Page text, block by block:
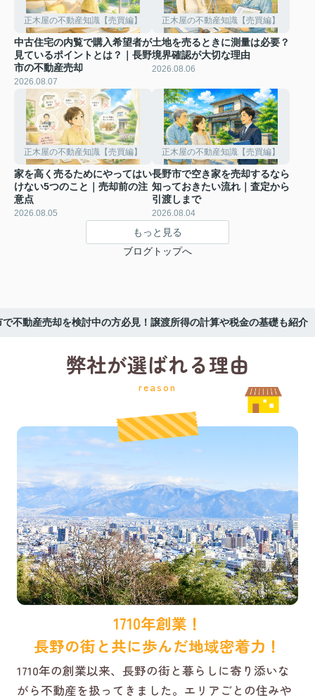
正木屋の不動産知識【売買編】
中古住宅の内覧で購入希望者が
見ているポイントとは？｜長野
市の不動産売却
2026.08.07
正木屋の不動産知識【売買編】
土地を売るときに測量は必要？
境界確認が大切な理由
2026.08.06
正木屋の不動産知識【売買編】
家を高く売るためにやってはい
けない5つのこと｜売却前の注
意点
2026.08.05
正木屋の不動産知識【売買編】
長野市で空き家を売却するなら
知っておきたい流れ｜査定から
引渡しまで
2026.08.04
もっと見る
ブログトップへ
で不動産売却を検討中の方必見！譲渡所得の計算や税金の基礎も紹介
弊社が選ばれる理由
reason
1710年創業！
長野の街と共に歩んだ地域密着力！
1710年の創業以来、長野の街と暮らしに寄り添いな
がら不動産を扱ってきました。エリアごとの住みや